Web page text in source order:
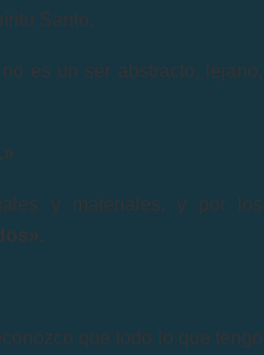
Santo.
es un ser abstracto, lejano,
y materiales, y por los
que todo lo que tengo